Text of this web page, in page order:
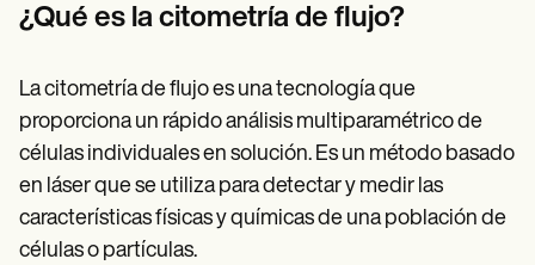
Help Center
Webinars
Switch to Carepatron
Become a Partner
Why Carepatron?
Login
Get started
¿Qué es la citometría de flujo?
La citometría de flujo es una tecnología que
proporciona un rápido análisis multiparamétrico de
células individuales en solución. Es un método basado
en láser que se utiliza para detectar y medir las
características físicas y químicas de una población de
células o partículas.